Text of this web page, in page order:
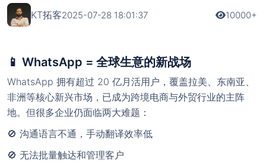
KT拓客2025-07-28 18:01:37 10000+
📱 WhatsApp = 全球生意的新战场
WhatsApp 拥有超过 20 亿月活用户，覆盖拉美、东南亚、
非洲等核心新兴市场，已成为跨境电商与外贸行业的主阵
地。但很多企业仍面临两大难题：
🚫 沟通语言不通，手动翻译效率低
🚫 无法批量触达和管理客户